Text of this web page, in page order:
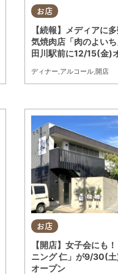
お店
【続報】メディアに
気焼肉店「肉のよい
田川駅前に12/15(金)
ディナー アルコール ,開店
お店
【開店】女子会にも
ニング 仁」が9/30(
オープン